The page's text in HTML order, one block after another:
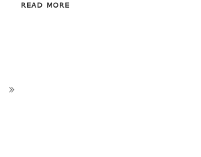
READ MORE